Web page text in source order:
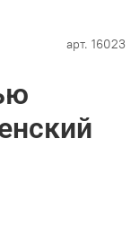
арт. 16023